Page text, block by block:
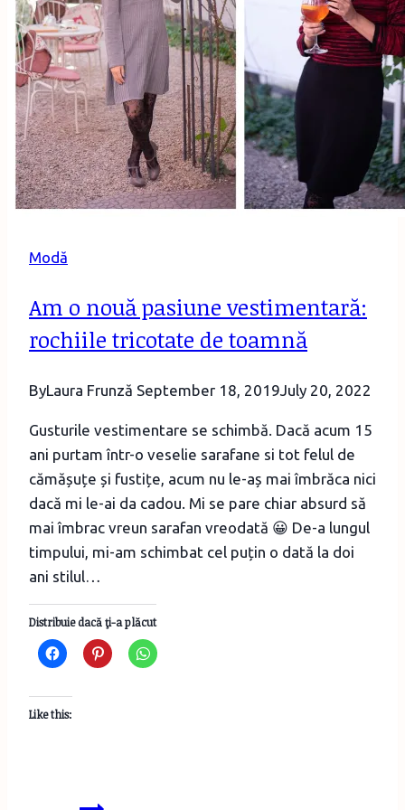
Modă
Am o nouă pasiune vestimentară:
rochiile tricotate de toamnă
ByLaura Frunză September 18, 2019 July 20, 2022
Gusturile vestimentare se schimbă. Dacă acum 15
ani purtam într-o veselie sarafane si tot felul de
cămășuțe și fustițe, acum nu le-aș mai îmbrăca nici
dacă mi le-ai da cadou. Mi se pare chiar absurd să
mai îmbrac vreun sarafan vreodată 😀 De-a lungul
timpului, mi-am schimbat cel puțin o dată la doi
ani stilul…
Distribuie dacă ţi-a plăcut
Like this: